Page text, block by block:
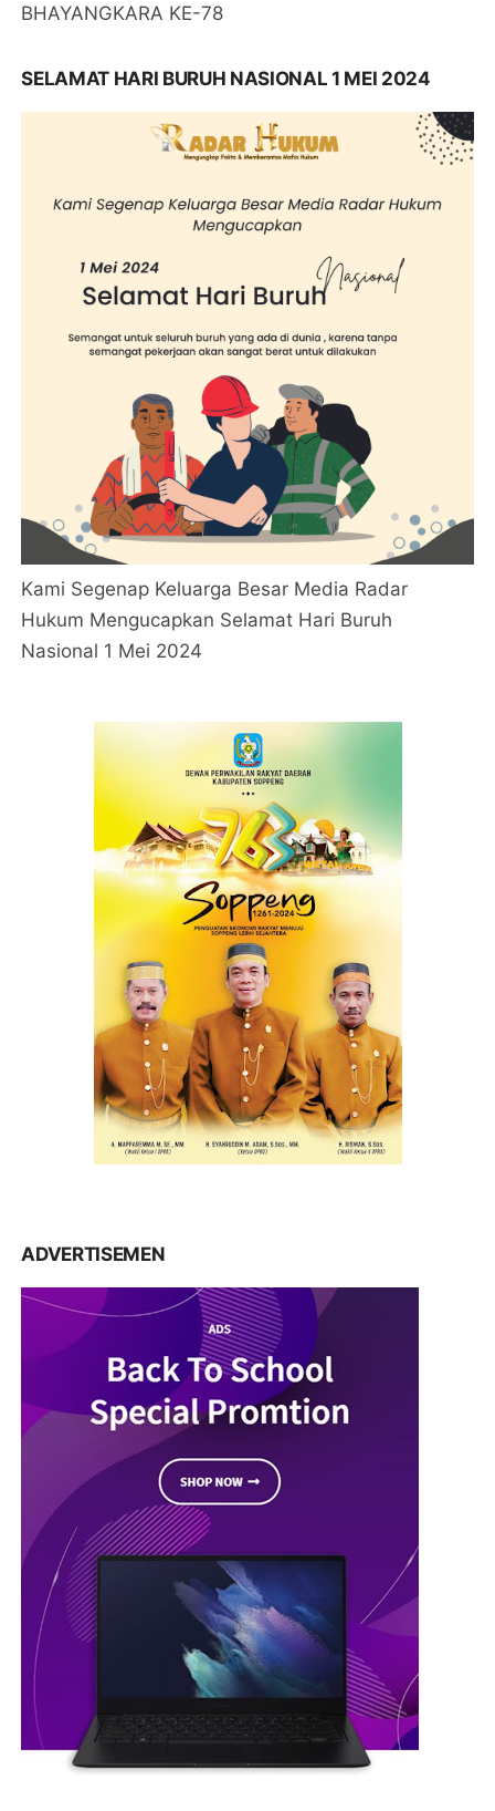
BHAYANGKARA KE-78
SELAMAT HARI BURUH NASIONAL 1 MEI 2024
Kami Segenap Keluarga Besar Media Radar
Hukum Mengucapkan Selamat Hari Buruh
Nasional 1 Mei 2024
ADVERTISEMEN